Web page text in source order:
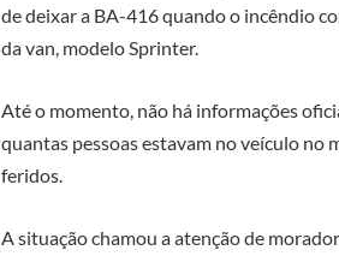
de deixar a BA-416 quando o incêndio
da van, modelo Sprinter.
Até o momento, não há informações
quantas pessoas estavam no veículo no
feridos.
A situação chamou a atenção de